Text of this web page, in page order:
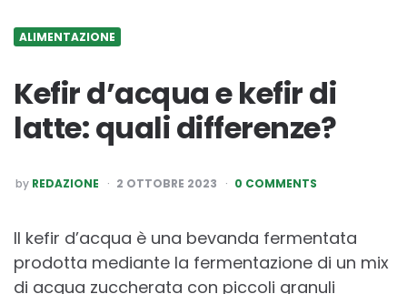
ALIMENTAZIONE
Kefir d’acqua e kefir di
latte: quali differenze?
POSTED
BY
by REDAZIONE 2 OTTOBRE 2023 0 COMMENTS
Il kefir d’acqua è una bevanda fermentata
prodotta mediante la fermentazione di un mix
di acqua zuccherata con piccoli granuli